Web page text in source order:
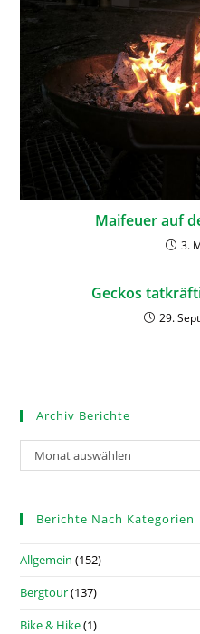
Maifeuer auf
3.
Geckos
29.
Archiv Berichte
Monat auswählen
Berichte Nach Kategorien
Allgemein (152)
Bergtour(137)
Bike & Hike(1)